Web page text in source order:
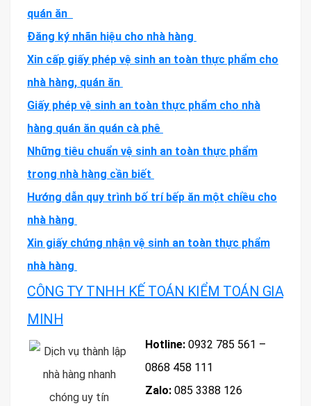
quán ăn
Đăng ký nhãn hiệu cho nhà hàng
Xin cấp giấy phép vệ sinh an toàn thực phẩm cho
nhà hàng, quán ăn
Giấy phép vệ sinh an toàn thực phẩm cho nhà
hàng quán ăn quán cà phê
Những tiêu chuẩn vệ sinh an toàn thực phẩm
trong nhà hàng cần biết
Hướng dẫn quy trình bố trí bếp ăn một chiều cho
nhà hàng
Xin giấy chứng nhận vệ sinh an toàn thực phẩm
nhà hàng
CÔNG TY TNHH KẾ TOÁN KIỂM TOÁN GIA
MINH
Hotline: 0932 785 561 –
0868 458 111
Zalo: 085 3388 126